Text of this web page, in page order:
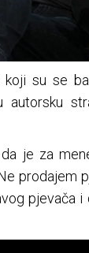
su se
je za
prodajem
pjevača